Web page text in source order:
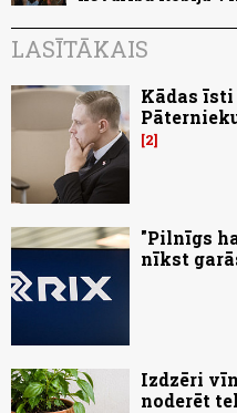
LASĪTĀKAIS
Kādas
2
"Pilnīgs
nīkst
Izdzēri
noderēt